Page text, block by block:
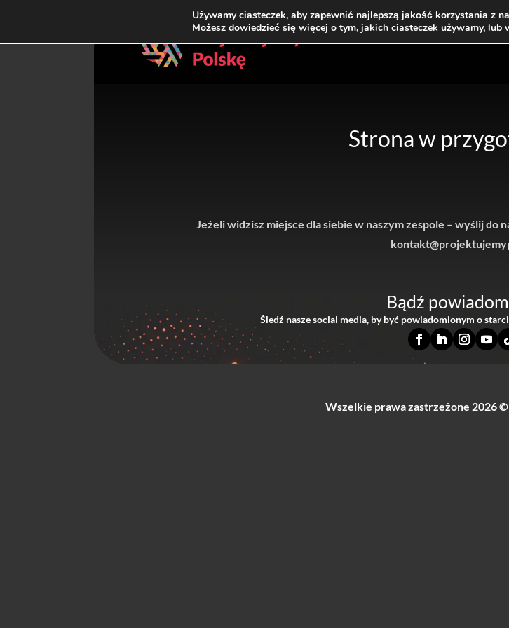
Strona w
Jeżeli widzisz miejsce dla siebie w naszym zespole – wyślij do
Bądź
Śledź nasze social media, by być powiadomionym o
Wszelkie prawa zastrzeżone 2026©
Używamy ciasteczek, aby zapewnić najlepszą jakość korzystania z
Możesz dowiedzieć się więcej o tym, jakich ciasteczek używamy, lub